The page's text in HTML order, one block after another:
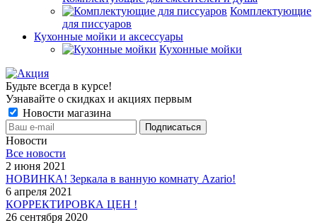
Комплектующие
для писсуаров
Кухонные мойки и аксессуары
Кухонные мойки
Будьте всегда в курсе!
Узнавайте о скидках и акциях первым
Новости магазина
Новости
Все новости
2 июня 2021
НОВИНКА! Зеркала в ванную комнату Azario!
6 апреля 2021
КОРРЕКТИРОВКА ЦЕН !
26 сентября 2020